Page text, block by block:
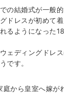
ーブ
ーブ
の結婚式が一般的
ドレスが初めて
るようになった
ェディングドレ
です。
から皇室へ嫁が